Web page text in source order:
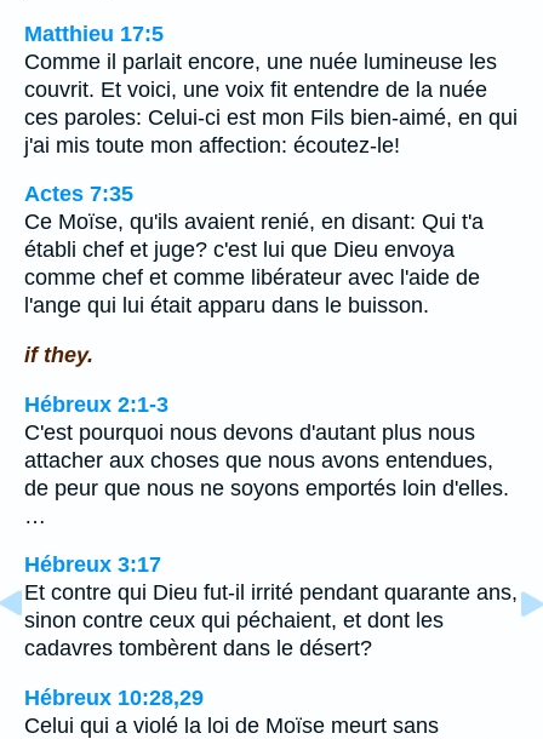
Matthieu 17:5
Comme il parlait encore, une nuée lumineuse les
couvrit. Et voici, une voix fit entendre de la nuée
ces paroles: Celui-ci est mon Fils bien-aimé, en qui
j'ai mis toute mon affection: écoutez-le!
Actes 7:35
Ce Moïse, qu'ils avaient renié, en disant: Qui t'a
établi chef et juge? c'est lui que Dieu envoya
comme chef et comme libérateur avec l'aide de
l'ange qui lui était apparu dans le buisson.
if they.
Hébreux 2:1-3
C'est pourquoi nous devons d'autant plus nous
attacher aux choses que nous avons entendues,
de peur que nous ne soyons emportés loin d'elles.
…
Hébreux 3:17
Et contre qui Dieu fut-il irrité pendant quarante ans,
sinon contre ceux qui péchaient, et dont les
cadavres tombèrent dans le désert?
Hébreux 10:28,29
Celui qui a violé la loi de Moïse meurt sans